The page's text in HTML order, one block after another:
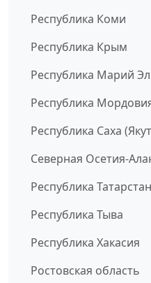
Республика Коми
Республика Крым
Республика Марий Эл
Республика
Республика Саха
Северная Осетия-
Республика Татарстан
Республика Тыва
Республика Хакасия
Ростовская область